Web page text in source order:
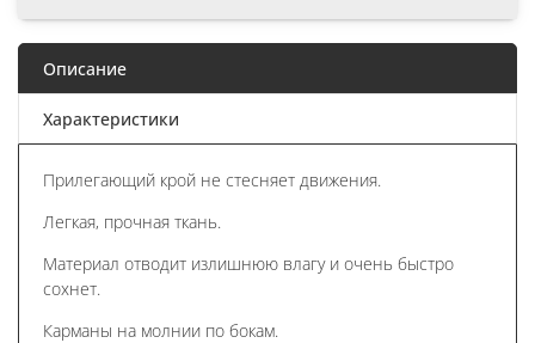
Описание
Характеристики
Прилегающий крой не стесняет движения.
Легкая, прочная ткань.
Материал отводит излишнюю влагу и очень быстро
сохнет.
Карманы на молнии по бокам.